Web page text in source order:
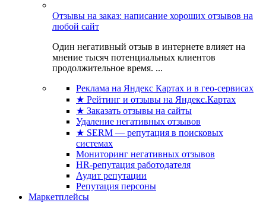
Отзывы на заказ: написание хороших отзывов на
любой сайт
Один негативный отзыв в интернете влияет на
мнение тысяч потенциальных клиентов
продолжительное время. ...
Реклама на Яндекс Картах и в гео-сервисах
★ Рейтинг и отзывы на Яндекс.Картах
★ Заказать отзывы на сайты
Удаление негативных отзывов
★ SERM — репутация в поисковых
системах
Мониторинг негативных отзывов
HR-репутация работодателя
Аудит репутации
Репутация персоны
Маркетплейсы